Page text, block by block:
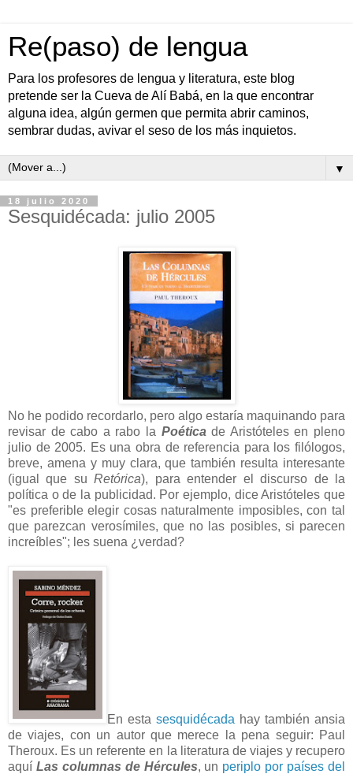
Re(paso) de lengua
Para los profesores de lengua y literatura, este blog
pretende ser la Cueva de Alí Babá, en la que encontrar
alguna idea, algún germen que permita abrir caminos,
sembrar dudas, avivar el seso de los más inquietos.
▼
18 julio 2020
Sesquidécada: julio 2005
No he podido recordarlo, pero algo estaría maquinando para
revisar de cabo a rabo la Poética de Aristóteles en pleno
julio de 2005. Es una obra de referencia para los filólogos,
breve, amena y muy clara, que también resulta interesante
(igual que suRetórica), para entender el discurso de la
política o de la publicidad. Por ejemplo, dice Aristóteles que
"es preferible elegir cosas naturalmente imposibles, con tal
que parezcan verosímiles, que no las posibles, si parecen
increíbles"; les suena ¿verdad?
En esta sesquidécada hay también ansia
de viajes, con un autor que merece la pena seguir: Paul
Theroux. Es un referente en la literatura de viajes y recupero
aquí Las columnas de Hércules, un periplo por países del